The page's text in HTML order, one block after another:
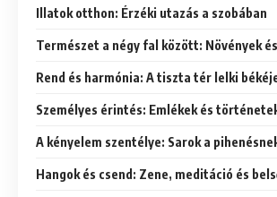
Illatok otthon: Érzéki utazás a szobában
Természet a négy fal között: Növények
Rend és harmónia: A tiszta tér lelki
Személyes érintés: Emlékek és
A kényelem szentélye: Sarok a
Hangok és csend: Zene, meditáció és